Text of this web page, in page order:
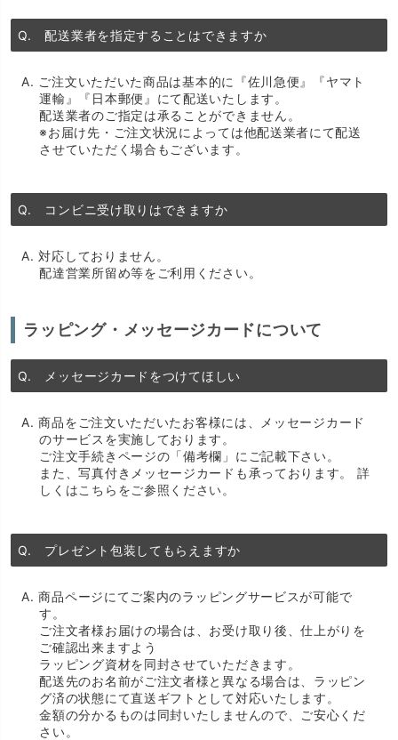
Q. 配送業者を指定することはできますか
A. ご注文いただいた商品は基本的に『佐川急便』『ヤマト
運輸』『日本郵便』にて配送いたします。
配送業者のご指定は承ることができません。
※お届け先・ご注文状況によっては他配送業者にて配送
させていただく場合もございます。
Q. コンビニ受け取りはできますか
A. 対応しておりません。
配達営業所留め等をご利用ください。
ラッピング・メッセージカードについて
Q. メッセージカードをつけてほしい
A. 商品をご注文いただいたお客様には、メッセージカード
のサービスを実施しております。
ご注文手続きページの「備考欄」にご記載下さい。
また、写真付きメッセージカードも承っております。 詳
しくはこちらをご参照ください。
Q. プレゼント包装してもらえますか
A. 商品ページにてご案内のラッピングサービスが可能で
す。
ご注文者様お届けの場合は、お受け取り後、仕上がりを
ご確認出来ますよう
ラッピング資材を同封させていただきます。
配送先のお名前がご注文者様と異なる場合は、ラッピン
グ済の状態にて直送ギフトとして対応いたします。
金額の分かるものは同封いたしませんので、ご安心くだ
さい。